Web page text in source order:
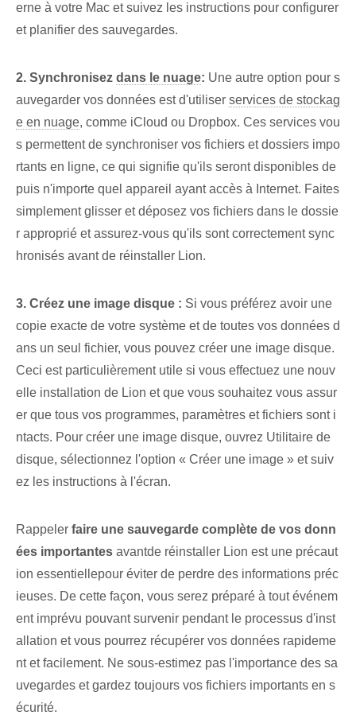
erne à votre Mac et suivez les instructions pour configurer
et planifier des sauvegardes.
2. Synchronisez dans le nuage: Une autre option‌ pour s
auvegarder ⁤vos données est d'utiliser⁤ services de stockag
e en nuage, comme iCloud ou Dropbox. Ces services vou
s permettent de synchroniser vos fichiers et dossiers impo
rtants en ligne, ce qui signifie qu'ils seront disponibles de
puis n'importe quel appareil ayant accès à Internet. Faites
simplement glisser et déposez vos fichiers dans le dossie
r approprié et assurez-vous qu'ils sont correctement sync
hronisés avant de réinstaller Lion.
3. Créez une image disque : Si vous préférez avoir une
copie exacte de votre système et de toutes vos données d
ans un seul fichier, vous pouvez créer une image disque.
Ceci⁤ est particulièrement utile si vous effectuez une nouv
elle installation de Lion et que vous souhaitez vous assur
er que tous vos programmes, paramètres et fichiers sont⁤ i
ntacts. Pour créer ⁢une image disque⁢, ouvrez ⁢Utilitaire de
disque, sélectionnez l'option « Créer une image » et‌ suiv
ez les instructions à l'écran.
Rappeler faire une sauvegarde complète de vos donn
ées importantes avant⁤de réinstaller Lion est une précaut
ion essentielle⁤pour éviter de perdre des informations préc
ieuses. De cette façon, vous serez préparé à tout événem
ent imprévu pouvant survenir pendant le processus d'inst
allation et vous pourrez récupérer vos données rapideme
nt et facilement. Ne sous-estimez pas l'importance des sa
uvegardes et gardez toujours vos fichiers importants en s
écurité.